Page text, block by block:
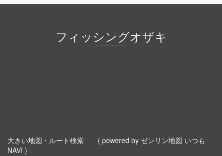
フィッシングオザキ
大きい地図・ルート検索
( powered by ゼンリン地図 いつも
NAVI )